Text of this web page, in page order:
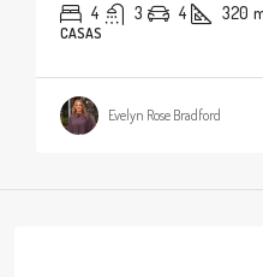
4 3 4 320
CASAS
Evelyn Rose Bradford